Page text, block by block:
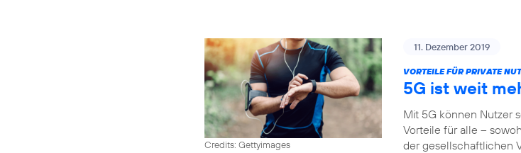
Credits: Gettyimages
11. Dezember 2019
VORTEILE FÜR PRIVATE
5G ist weit
Mit 5G können Nutzer
Vorteile für alle –
der gesellschaftlichen